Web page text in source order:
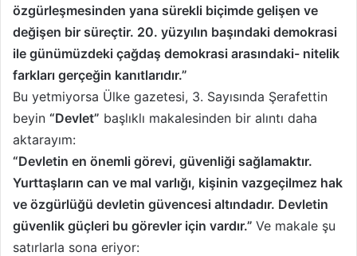
özgürleşmesinden yana sürekli biçimde gelişen ve
değişen bir süreçtir. 20. yüzyılın başındaki demokrasi
ile günümüzdeki çağdaş demokrasi arasındaki- nitelik
farkları gerçeğin kanıtlarıdır.”
Bu yetmiyorsa Ülke gazetesi, 3. Sayısında Şerafettin
beyin “Devlet” başlıklı makalesinden bir alıntı daha
aktarayım:
“Devletin en önemli görevi, güvenliği sağlamaktır.
Yurttaşların can ve mal varlığı, kişinin vazgeçilmez hak
ve özgürlüğü devletin güvencesi altındadır. Devletin
güvenlik güçleri bu görevler için vardır.” Ve makale şu
satırlarla sona eriyor: